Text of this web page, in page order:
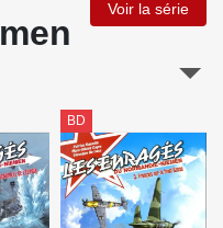
Voir la série
BD